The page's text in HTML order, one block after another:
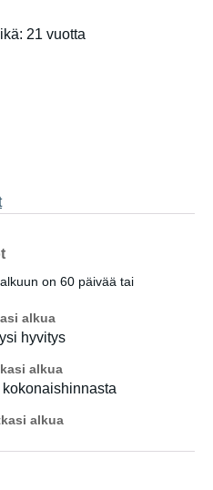
21 vuotta
on 60 päivää tai
alkua
hyvitys
alkua
alkua